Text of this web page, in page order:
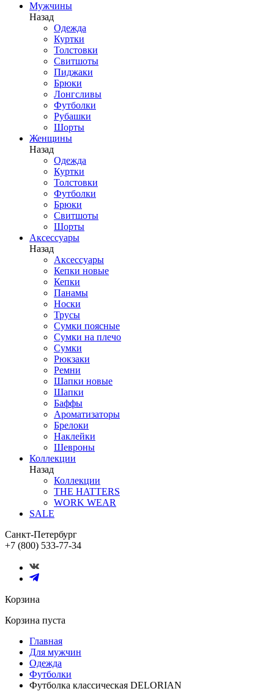
Мужчины
Назад
Одежда
Куртки
Толстовки
Свитшоты
Пиджаки
Брюки
Лонгсливы
Футболки
Рубашки
Шорты
Женщины
Назад
Одежда
Куртки
Толстовки
Футболки
Брюки
Свитшоты
Шорты
Аксессуары
Назад
Аксессуары
Кепки новые
Кепки
Панамы
Носки
Трусы
Сумки поясные
Сумки на плечо
Сумки
Рюкзаки
Ремни
Шапки новые
Шапки
Баффы
Ароматизаторы
Брелоки
Наклейки
Шевроны
Коллекции
Назад
Коллекции
THE HATTERS
WORK WEAR
SALE
Санкт-Петербург
+7 (800) 533-77-34
Корзина
Корзина пуста
Главная
Для мужчин
Одежда
Футболки
Футболка классическая DELORIAN